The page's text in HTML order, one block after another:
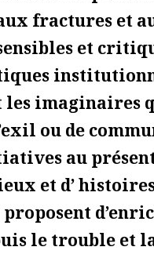
fractures et
et
imaginaires
ou de
au
et d’
le trouble et